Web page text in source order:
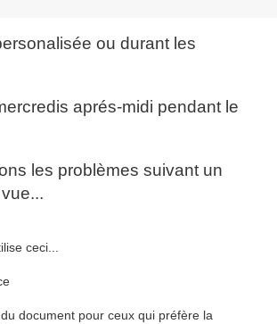
ou durant les
aprés-midi pendant le
les problèmes suivant un
ceci...
document pour ceux qui préfère la